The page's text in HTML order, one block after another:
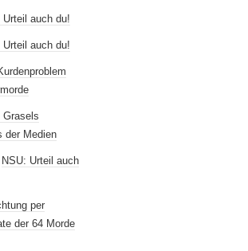
Urteil auch du!
Urteil auch du!
Grasels
der Medien
NSU: Urteil auch
per
der 64 Morde